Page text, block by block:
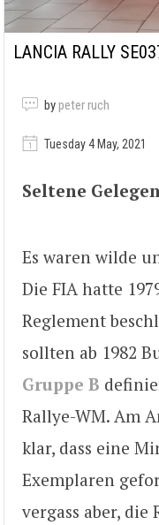
LANCIA RALLY
by peter ruch
Tuesday 4 May, 2021
Seltene
Es waren wilde
Die FIA hatte
Reglement
sollten ab 1982
Gruppe B
Rallye-WM. Am
klar, dass eine
Exemplaren
vergass aber, die